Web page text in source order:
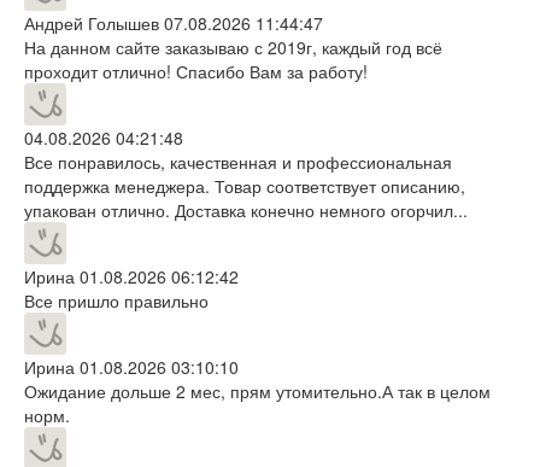
Андрей Голышев 07.08.2026 11:44:47
На данном сайте заказываю с 2019г, каждый год всё
проходит отлично! Спасибо Вам за работу!
04.08.2026 04:21:48
Все понравилось, качественная и профессиональная
поддержка менеджера. Товар соответствует описанию,
упакован отлично. Доставка конечно немного огорчил...
Ирина 01.08.2026 06:12:42
Все пришло правильно
Ирина 01.08.2026 03:10:10
Ожидание дольше 2 мес, прям утомительно.А так в целом
норм.